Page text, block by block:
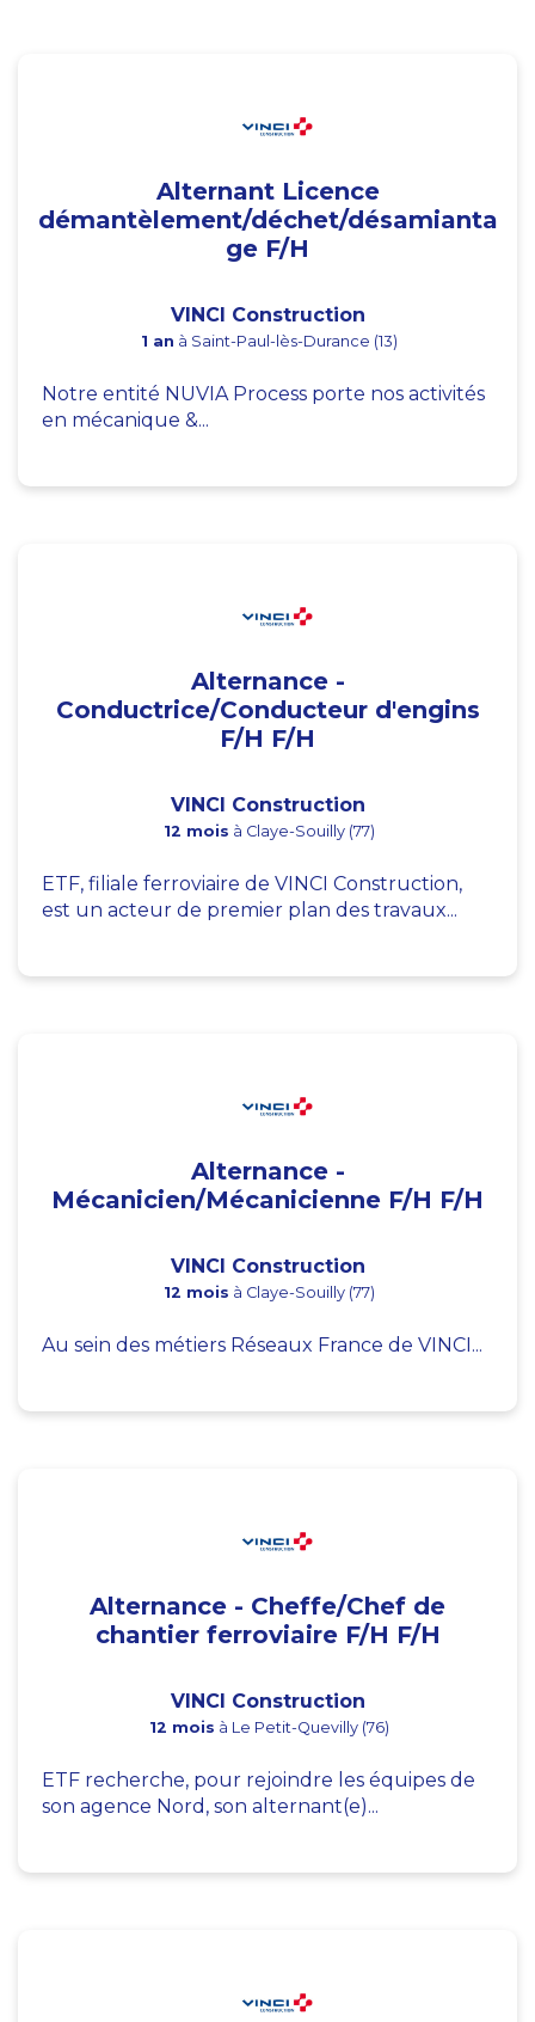
Alternant Licence
démantèlement/déchet/désamianta
ge F/H
VINCI Construction
1 an à Saint-Paul-lès-Durance (13)
Notre entité NUVIA Process porte nos activités
en mécanique &...
Alternance -
Conductrice/Conducteur d'engins
F/H F/H
VINCI Construction
12 mois à Claye-Souilly (77)
ETF, filiale ferroviaire de VINCI Construction,
est un acteur de premier plan des travaux...
Alternance -
Mécanicien/Mécanicienne F/H F/H
VINCI Construction
12 mois à Claye-Souilly (77)
Au sein des métiers Réseaux France de VINCI...
Alternance - Cheffe/Chef de
chantier ferroviaire F/H F/H
VINCI Construction
12 mois à Le Petit-Quevilly (76)
ETF recherche, pour rejoindre les équipes de
son agence Nord, son alternant(e)...